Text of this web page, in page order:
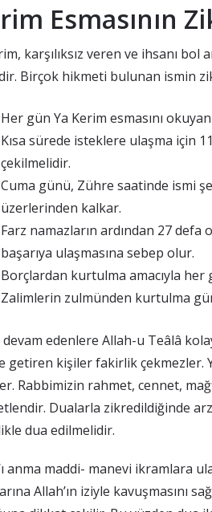
Esmasının
karşılıksız veren ve ihsanı bol
Birçok hikmeti bulunan ismin
Her gün Ya Kerim esmasını
Kısa sürede isteklere ulaşma için
çekilmelidir.
Cuma günü, Zühre saatinde ismi
üzerlerinden kalkar.
Farz namazların ardından 27 defa
başarıya ulaşmasına sebep olur.
Borçlardan kurtulma amacıyla
Zalimlerin zulmünden kurtulma
edenlere Allah-u Teâlâ
getiren kişiler fakirlik çekmezler.
Rabbimizin rahmet, cennet,
Dualarla zikredildiğinde
dua edilmelidir.
anma maddi- manevi ikramlara
Allah’ın iziyle kavuşmasını